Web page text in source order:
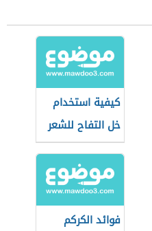
كيفية استخدام
خل التفاح للشعر
فوائد الكركم